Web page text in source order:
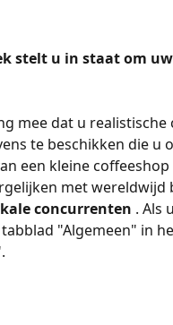
stelt u in staat om
mee dat u
te beschikken die
een kleine
met wereldwijd
concurrenten . Als
"Algemeen" in